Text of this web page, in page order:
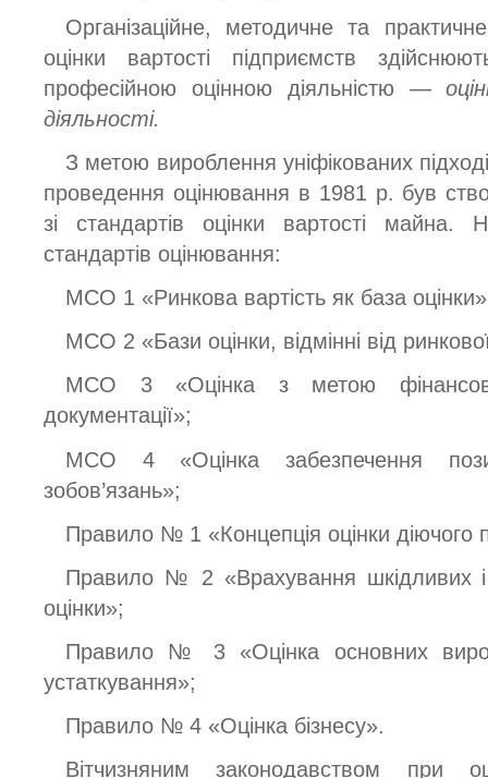
Організаційне, методичне та
оцінки вартості підприємств
професійною оцінною діяльністю —
діяльності.
З метою вироблення уніфікованих
проведення оцінювання в 1981 р. був
зі стандартів оцінки вартості
стандартів оцінювання:
МСО 1 «Ринкова вартість як база
МСО 2 «Бази оцінки, відмінні від
МСО 3 «Оцінка з метою
документації»;
МСО 4 «Оцінка забезпечення
зобов’язань»;
Правило № 1 «Концепція оцінки діючого
Правило № 2 «Врахування шкідливих і
оцінки»;
Правило № 3 «Оцінка основних
устаткування»;
Правило № 4 «Оцінка бізнесу».
Вітчизняним законодавством при